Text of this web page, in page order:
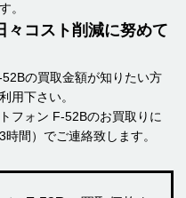
。
々コスト削減に努めて
の買取金額が知りたい方
用下さい。
フォン F-52Bのお買取りに
間）でご連絡致します。